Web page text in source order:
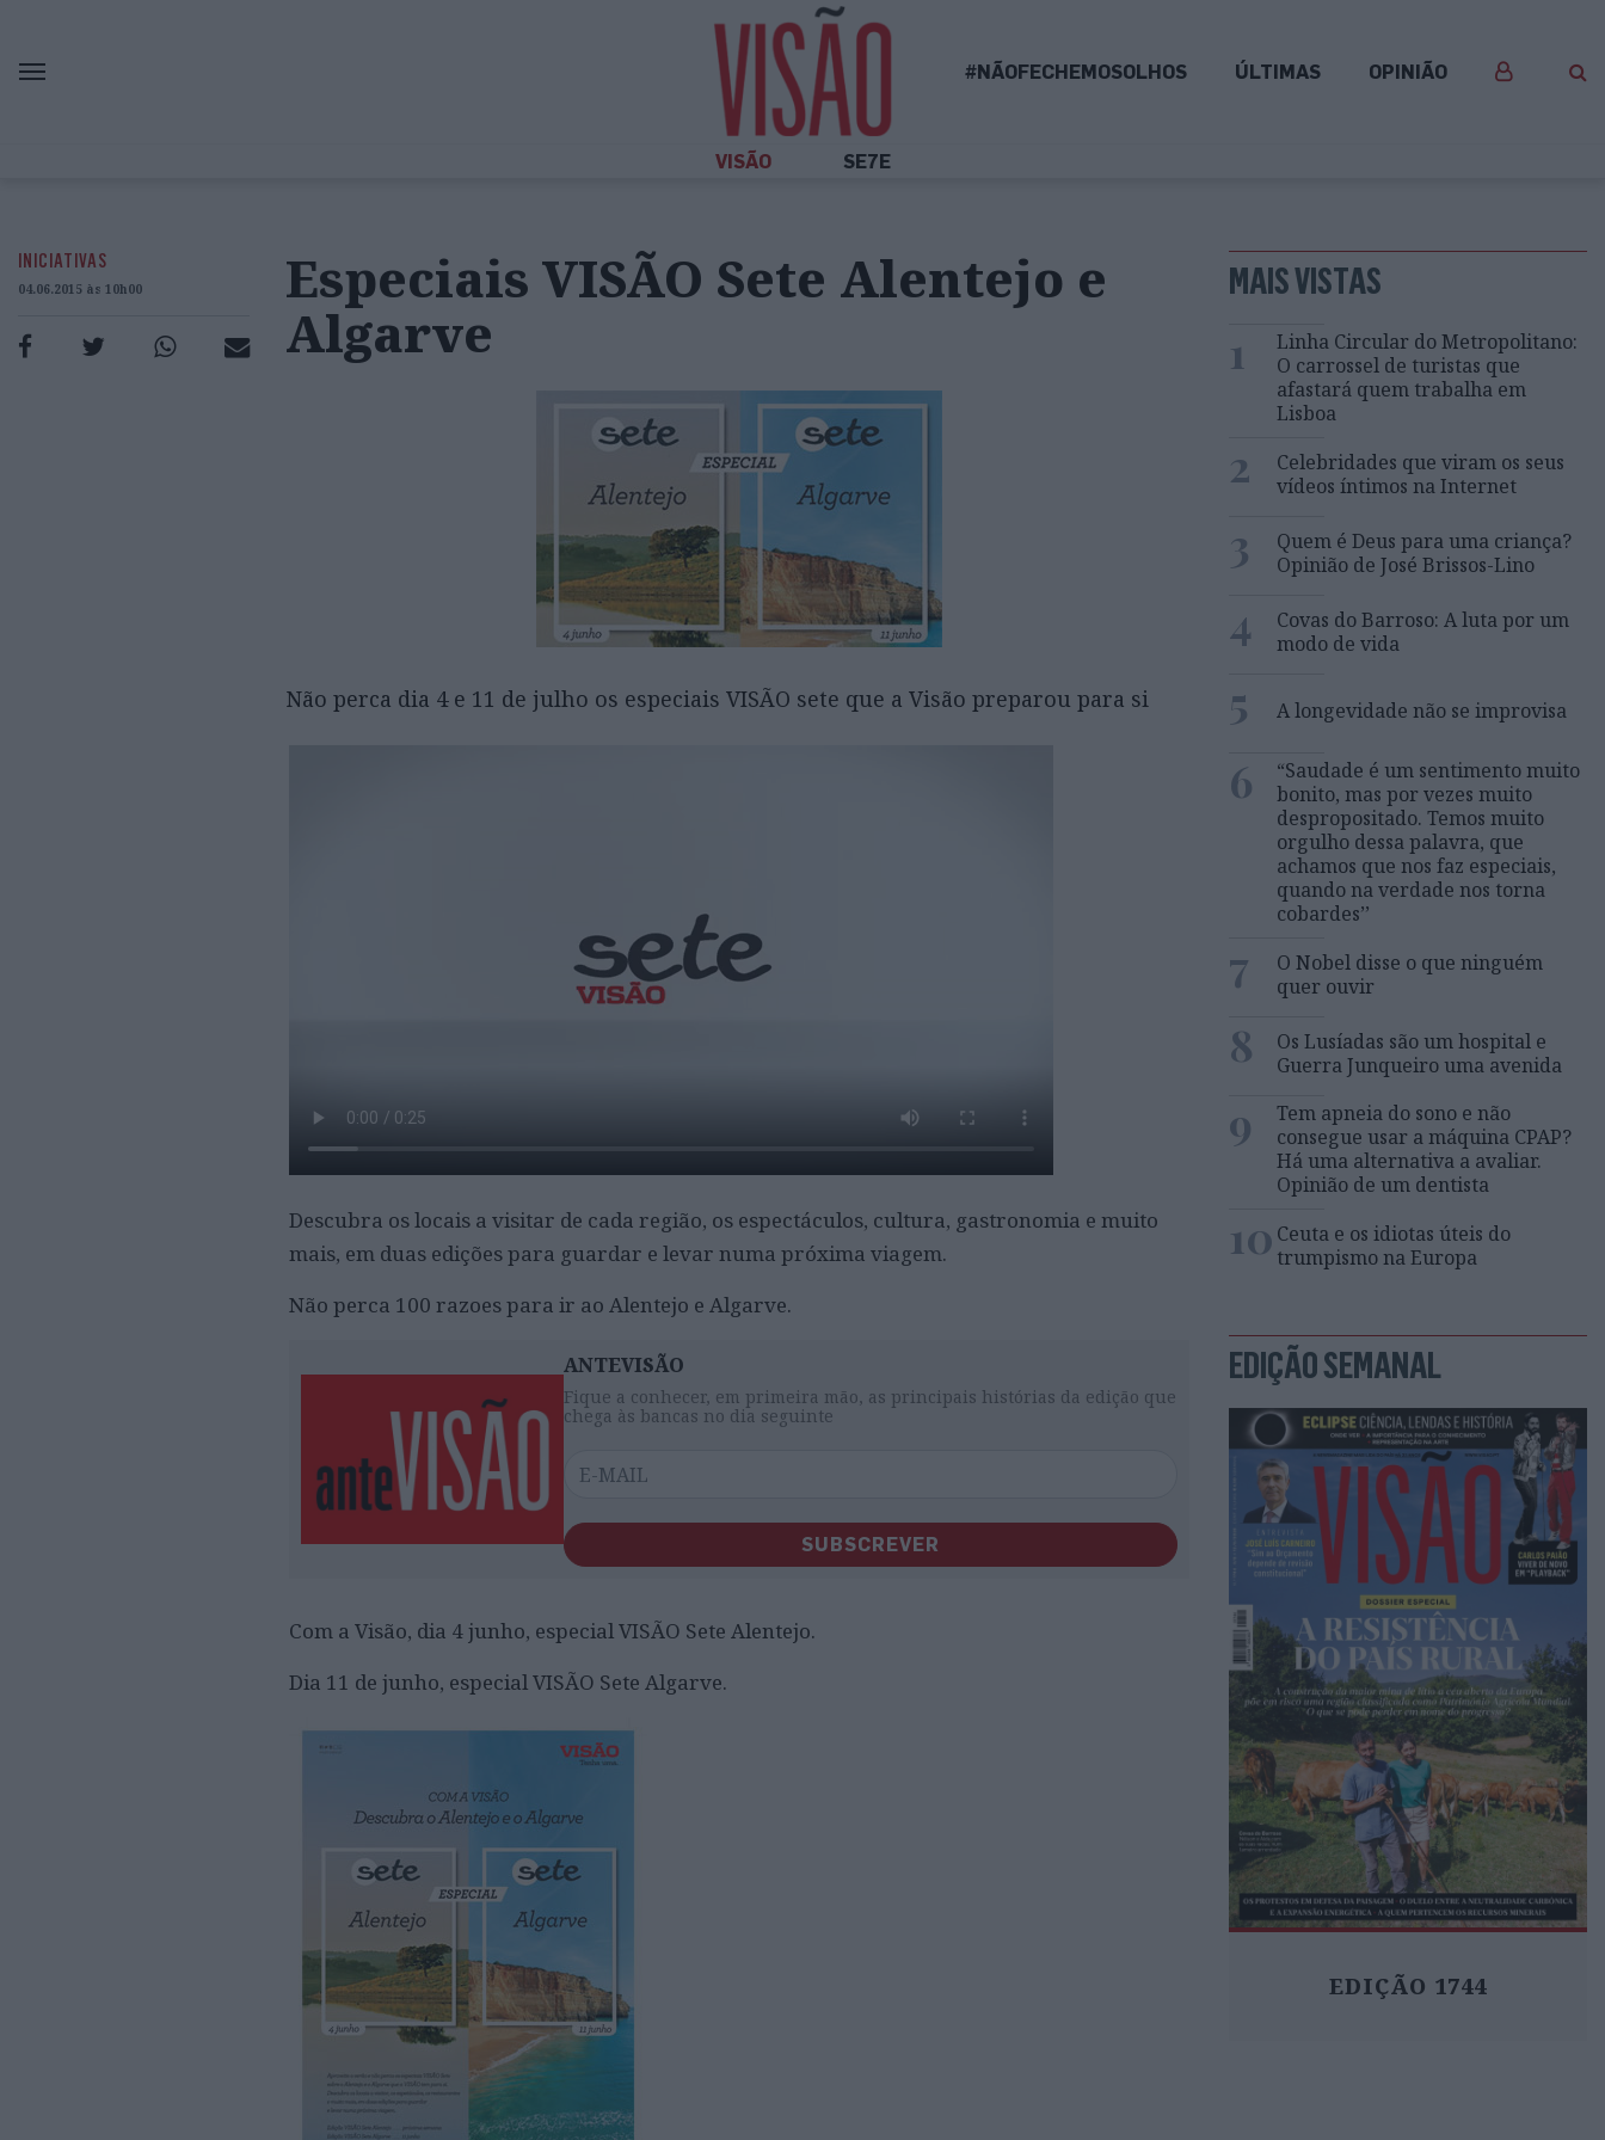
#NÃOFECHEMOSOLHOS ÚLTIMAS OPINIÃO
VISÃO SE7E
INICIATIVAS
04.06.2015 às 10h00
Especiais VISÃO Sete Alentejo e
Algarve
Não perca dia 4 e 11 de julho os especiais VISÃO sete que a Visão preparou para si
Descubra os locais a visitar de cada região, os espectáculos, cultura, gastronomia e muito
mais, em duas edições para guardar e levar numa próxima viagem.
Não perca 100 razoes para ir ao Alentejo e Algarve.
ANTEVISÃO
Fique a conhecer, em primeira mão, as principais histórias da edição que
chega às bancas no dia seguinte
SUBSCREVER
Com a Visão, dia 4 junho, especial VISÃO Sete Alentejo.
Dia 11 de junho, especial VISÃO Sete Algarve.
MAIS VISTAS
1
Linha Circular do Metropolitano:
O carrossel de turistas que
afastará quem trabalha em
Lisboa
2
Celebridades que viram os seus
vídeos íntimos na Internet
3
Quem é Deus para uma criança?
Opinião de José Brissos-Lino
4
Covas do Barroso: A luta por um
modo de vida
5 A longevidade não se improvisa
6
“Saudade é um sentimento muito
bonito, mas por vezes muito
despropositado. Temos muito
orgulho dessa palavra, que
achamos que nos faz especiais,
quando na verdade nos torna
cobardes’’
7
O Nobel disse o que ninguém
quer ouvir
8
Os Lusíadas são um hospital e
Guerra Junqueiro uma avenida
9
Tem apneia do sono e não
consegue usar a máquina CPAP?
Há uma alternativa a avaliar.
Opinião de um dentista
10 Ceuta e os idiotas úteis do
trumpismo na Europa
EDIÇÃO SEMANAL
EDIÇÃO 1744